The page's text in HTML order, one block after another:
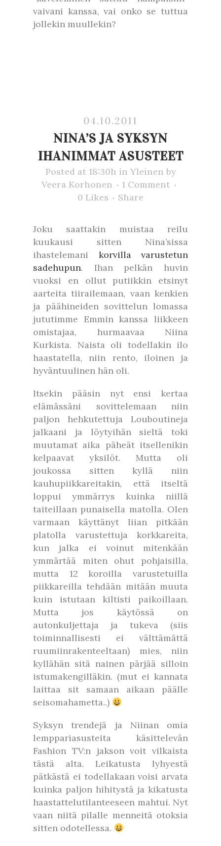
vaivani kanssa, vai onko se tuttua
jollekin muullekin?
04.10.2011
NINA’S JA SYKSYN
IHANIMMAT ASUSTEET
Posted at 18:30h in Yleinen by
Veera Korhonen
1 Comment
0 Likes Share
Joku saattakin muistaa reilu
kuukausi sitten Nina’sissa
ihastelemani korvilla varustetun
sadehupun. Ihan pelkän huvin
vuoksi en ollut putiikkin etsinyt
aarteita tiirailemaan, vaan kenkien
ja päähineiden sovittelun lomassa
jututimme Emmin kanssa liikkeen
omistajaa, hurmaavaa Niina
Kurkista. Naista oli todellakin ilo
haastatella, niin rento, iloinen ja
hyväntuulinen hän oli.
Itsekin pääsin nyt ensi kertaa
elämässäni sovittelemaan niin
paljon hehkutettuja Louboutineja
jalkaani ja löytyihän sieltä toki
muutamat aika päheät itsellenikin
kelpaavat yksilöt. Mutta oli
joukossa sitten kyllä niin
kauhupiikkareitakin, että itseltä
loppui ymmärrys kuinka niillä
taiteillaan punaisella matolla. Olen
varmaan käyttänyt liian pitkään
platolla varustettuja korkkareita,
kun jalka ei voinut mitenkään
ymmärtää miten ohut pohjaisilla,
mutta 12 koroilla varustetuilla
piikkareilla tehdään mitään muuta
kuin istutaan kiltisti paikoillaan.
Mutta jos käytössä on
autonkuljettaja ja tukeva (siis
toiminnallisesti ei välttämättä
ruumiinrakenteeltaan) mies, niin
kyllähän sitä nainen pärjää silloin
istumakengilläkin. (mut ei kannata
laittaa sit samaan aikaan päälle
seisomahametta..)
Syksyn trendejä ja Niinan omia
lemppariasusteita käsittelevän
Fashion TV:n jakson voit vilkaista
tästä alta. Leikatusta lyhyestä
pätkästä ei todellakaan voisi arvata
kuinka paljon hihitystä ja kikatusta
haastattelutilanteeseen mahtui. Nyt
vaan niitä pilalle menneitä otoksia
sitten odotellessa.